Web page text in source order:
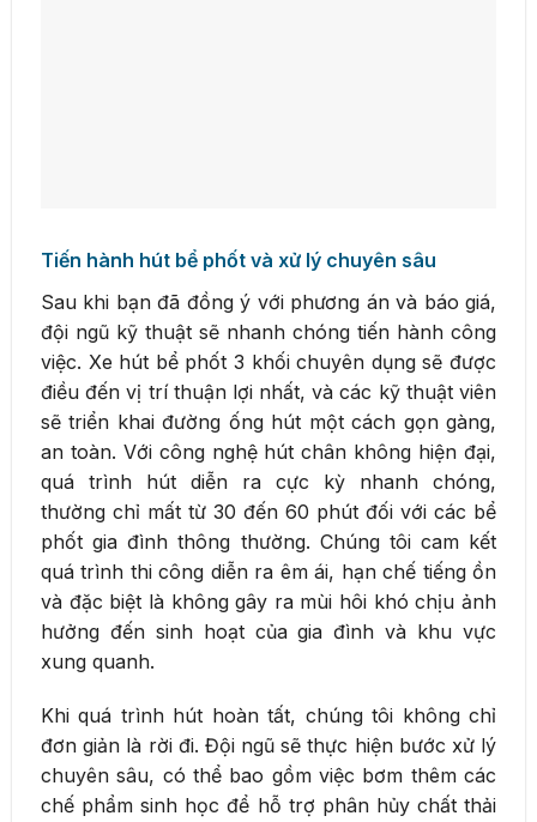
Tiến hành hút bể phốt và xử lý chuyên sâu
Sau khi bạn đã đồng ý với phương án và báo giá,
đội ngũ kỹ thuật sẽ nhanh chóng tiến hành công
việc. Xe hút bể phốt 3 khối chuyên dụng sẽ được
điều đến vị trí thuận lợi nhất, và các kỹ thuật viên
sẽ triển khai đường ống hút một cách gọn gàng,
an toàn. Với công nghệ hút chân không hiện đại,
quá trình hút diễn ra cực kỳ nhanh chóng,
thường chỉ mất từ 30 đến 60 phút đối với các bể
phốt gia đình thông thường. Chúng tôi cam kết
quá trình thi công diễn ra êm ái, hạn chế tiếng ồn
và đặc biệt là không gây ra mùi hôi khó chịu ảnh
hưởng đến sinh hoạt của gia đình và khu vực
xung quanh.
Khi quá trình hút hoàn tất, chúng tôi không chỉ
đơn giản là rời đi. Đội ngũ sẽ thực hiện bước xử lý
chuyên sâu, có thể bao gồm việc bơm thêm các
chế phẩm sinh học để hỗ trợ phân hủy chất thải